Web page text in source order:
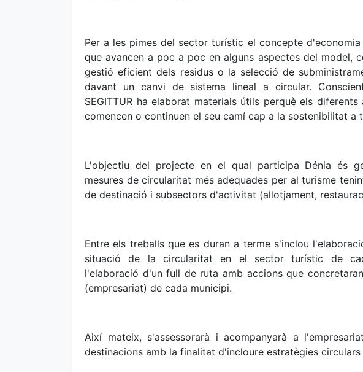
Per a les pimes del sector turístic el concepte
que avancen a poc a poc en alguns aspectes del model,
gestió eficient dels residus o la selecció de
davant un canvi de sistema lineal a circular.
SEGITTUR ha elaborat materials útils perquè els
comencen o continuen el seu camí cap a la sostenibilitat a
L'objectiu del projecte en el qual participa Dénia és
mesures de circularitat més adequades per al turisme
de destinació i subsectors d'activitat (allotjament,
Entre els treballs que es duran a terme s'inclou
situació de la circularitat en el sector turístic de
l'elaboració d'un full de ruta amb accions que
(empresariat) de cada municipi.
Així mateix, s'assessorarà i acompanyarà a
destinacions amb la finalitat d'incloure estratègies